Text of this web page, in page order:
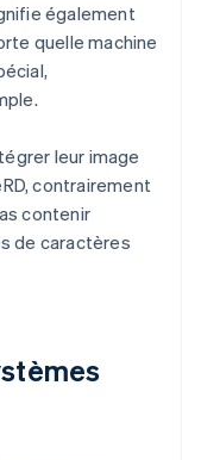
également
quelle machine
leur image
contrairement
contenir
de caractères